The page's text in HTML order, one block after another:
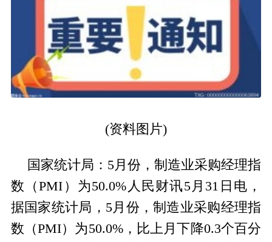
(资料图片)
国家统计局：5月份，制造业采购经理指
数（PMI）为50.0%人民财讯5月31日电，
据国家统计局，5月份，制造业采购经理指
数（PMI）为50.0%，比上月下降0.3个百分